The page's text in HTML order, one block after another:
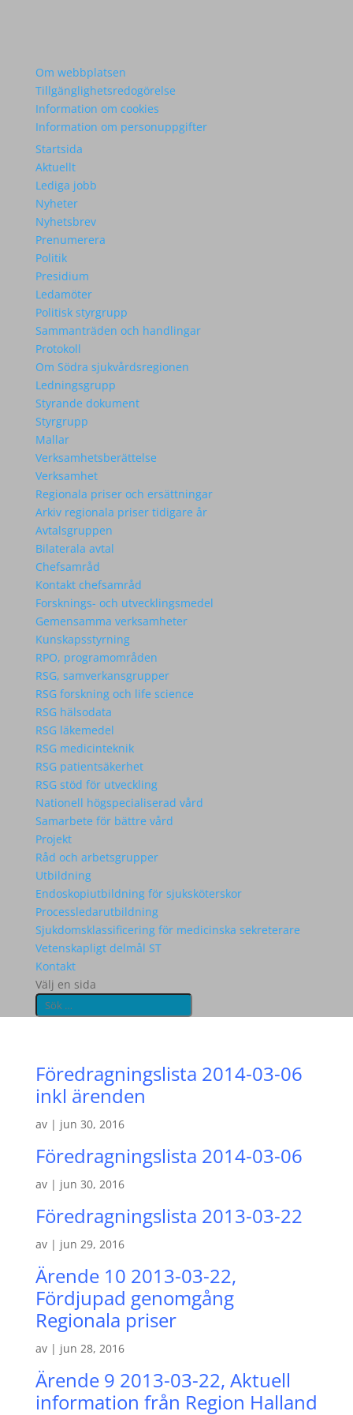
Om webbplatsen
Tillgänglighetsredogörelse
Information om cookies
Information om personuppgifter
Startsida
Aktuellt
Lediga jobb
Nyheter
Nyhetsbrev
Prenumerera
Politik
Presidium
Ledamöter
Politisk styrgrupp
Sammanträden och handlingar
Protokoll
Om Södra sjukvårdsregionen
Ledningsgrupp
Styrande dokument
Styrgrupp
Mallar
Verksamhetsberättelse
Verksamhet
Regionala priser och ersättningar
Arkiv regionala priser tidigare år
Avtalsgruppen
Bilaterala avtal
Chefsamråd
Kontakt chefsamråd
Forsknings- och utvecklingsmedel
Gemensamma verksamheter
Kunskapsstyrning
RPO, programområden
RSG, samverkansgrupper
RSG forskning och life science
RSG hälsodata
RSG läkemedel
RSG medicinteknik
RSG patientsäkerhet
RSG stöd för utveckling
Nationell högspecialiserad vård
Samarbete för bättre vård
Projekt
Råd och arbetsgrupper
Utbildning
Endoskopiutbildning för sjuksköterskor
Processledarutbildning
Sjukdomsklassificering för medicinska sekreterare
Vetenskapligt delmål ST
Kontakt
Välj en sida
Föredragningslista 2014-03-06
inkl ärenden
av | jun 30, 2016
Föredragningslista 2014-03-06
av | jun 30, 2016
Föredragningslista 2013-03-22
av | jun 29, 2016
Ärende 10 2013-03-22,
Fördjupad genomgång
Regionala priser
av | jun 28, 2016
Ärende 9 2013-03-22, Aktuell
information från Region Halland